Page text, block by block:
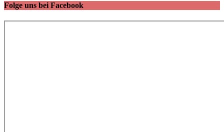
Folge uns bei Facebook